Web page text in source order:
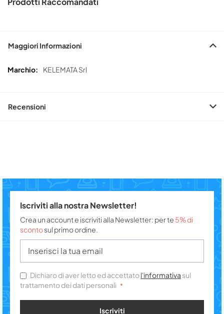
Maggiori Informazioni
Maggiori
KELEMATA Srl
Recensioni
Iscriviti alla nostra Newsletter!
Crea un account e iscriviti alla Newsletter: per te 5% di
scontosul primo ordine.
Dichiaro di aver letto ed accettatol'informativa sul
trattamento dei dati personali
Iscriviti